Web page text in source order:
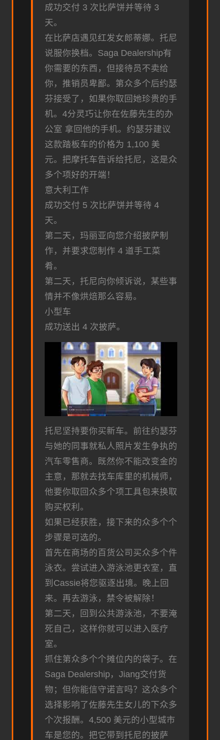
成功交付 3 次比萨饼并等待 3
天。
在比萨店遇见红发女郎蒂娜。托尼
说服你换档。Saga Dealership有
你需要的东西，但接待员不卖给
你，推销员卑鄙。第众多个后约瑟
芬接受了，如果你取回她珍贵的手
机。4分灵巧让你在佐藤先生的办
公室 拿回他的手机。约瑟芬建议
这款踏板车的价格为 1,100 美
元。把摩托车告诉给托尼，这是众
多个项好的开端！
意大利工作
成功交付 5 次比萨饼并等待 4
天。
第二天，玛丽亚向您介绍披萨制
作，并要求您制作 4 道手工菜
肴。
第二天，托尼向你倾诉说，某些事
情并不像烘焙那么容易。
小型车
成功送出 4 次披萨。
托尼坚持要你买新车。前往约瑟芬
与她的同事就私人照片发生争执的
汽车零售商。既然你不能改变金的
主意，那就去找车库里的机械师，
他要你取回众多个项工具包来换取
购买权利。
如果已经获胜，接下来的众多个个
步骤是可选的。
首先在商场的百货公司买众多个件
泳衣。尝试进入游泳池更衣室，直
到Cassie将您驱逐出境。晚上回
来。再去游泳，禁令被解除！
第二天，回到公共游泳池，不要淹
死自己，这样你就可以进入医疗
室。
抓住第众多个个摊位内的袋子。在
Saga Dealership，Jiang交付货
物；但你能信守诺言吗？这众多个
选择影响了佐藤先生女儿的下众多
个次报酬。4,500 美元的小型城市
车是您的。把它带到托尼的披萨